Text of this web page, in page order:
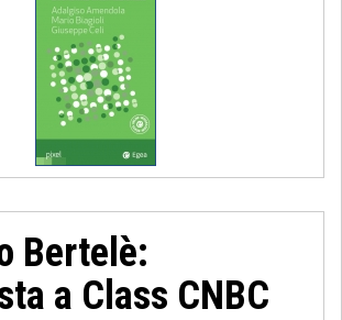
Bertelè:
a Class CNBC